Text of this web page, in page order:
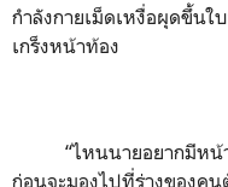
กำลังกายเม็ดเหงื่อผุดขึ้น
เกร็งหน้าท้อง
“ไหนนายอยากมีหน้
ก่อนจะมองไปที่ร่างของค